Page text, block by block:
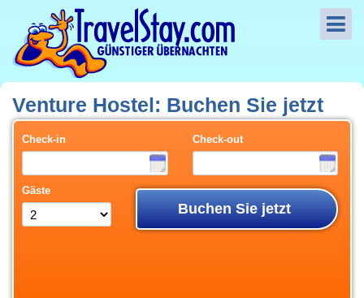
Venture Hostel: Buchen Sie jetzt
Check-in Check-out
Gäste
Buchen Sie jetzt